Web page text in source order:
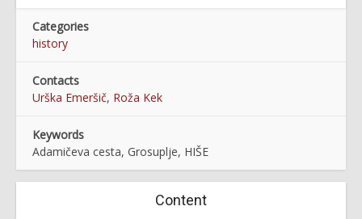
Categories
history
Contacts
Urška Emeršič, Roža Kek
Keywords
Adamičeva cesta, Grosuplje, HIŠE
Content